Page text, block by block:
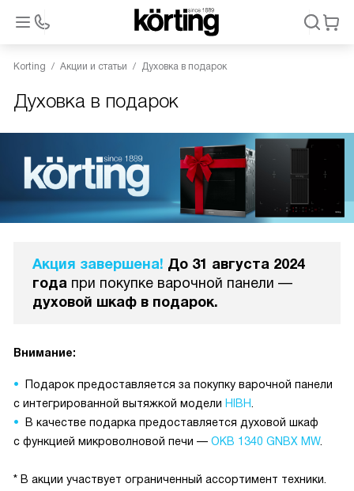
Korting Акции и статьи Духовка в подарок
Духовка в подарок
Акция завершена! До 31 августа 2024
года при покупке варочной панели —
духовой шкаф в подарок.
Внимание:
Подарок предоставляется за покупку варочной панели
с интегрированной вытяжкой модели HIBH
В качестве подарка предоставляется духовой шкаф
с функцией микроволновой печи — OKB 1340 GNBX MW.
* В акции участвует ограниченный ассортимент техники.